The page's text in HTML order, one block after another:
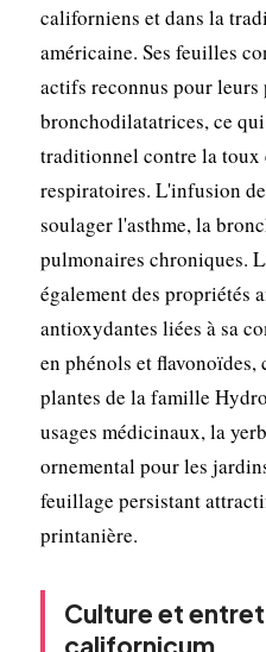
californiens et dans la
américaine. Ses feuilles
actifs reconnus pour
bronchodilatatrices, ce
traditionnel contre la toux
respiratoires. L'infusion
soulager l'asthme, la
pulmonaires chroniques.
également des propriétés
antioxydantes liées à sa
en phénols et flavonoïdes,
plantes de la famille
usages médicinaux, la
ornemental pour les
feuillage persistant
printanière.
Culture et
californicum